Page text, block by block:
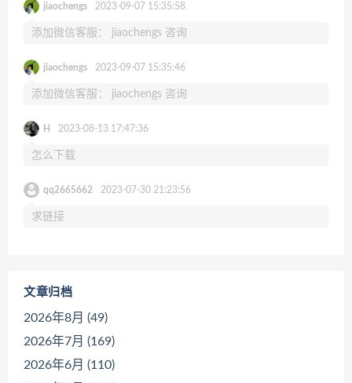
jiaochengs 2023-09-07 15:35:58
添加微信客服： jiaochengs 咨询
jiaochengs 2023-09-07 15:35:46
添加微信客服： jiaochengs 咨询
H 2023-08-13 17:47:36
怎么下载
qq2665662 2023-07-30 21:23:56
求链接
文章归档
2026年8月 (49)
2026年7月 (169)
2026年6月 (110)